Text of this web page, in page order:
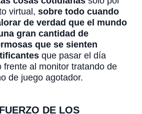
virtual, sobre todo cuando
de verdad que el mundo
gran cantidad de
que se sienten
que pasar el día
frente al monitor tratando de
de juego agotador.
DE LOS